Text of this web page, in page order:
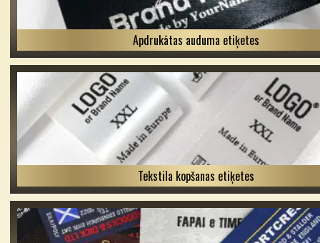
Apdrukātas auduma etiķetes
Tekstila kopšanas etiķetes